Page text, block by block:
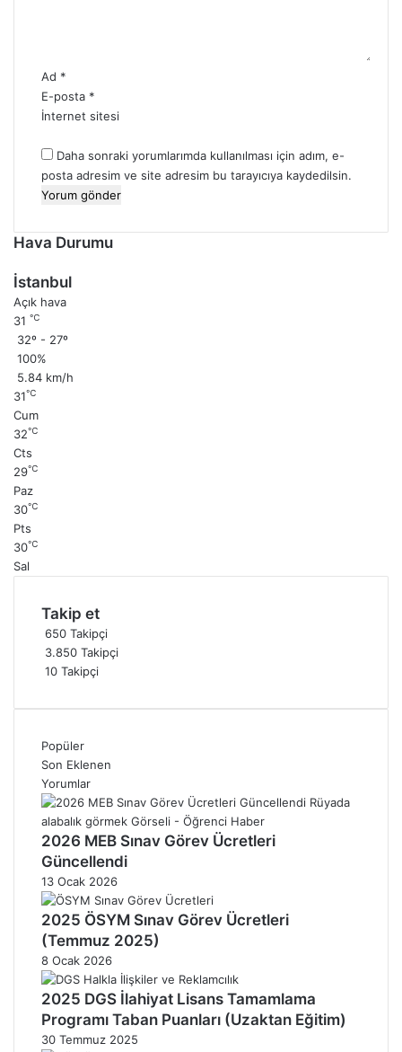
Ad *
E-posta *
İnternet sitesi
Daha sonraki yorumlarımda kullanılması için adım, e-
posta adresim ve site adresim bu tarayıcıya kaydedilsin.
Hava Durumu
İstanbul
Açık hava
31 ℃
32º - 27º
100%
5.84 km/h
31℃
Cum
32℃
Cts
29℃
Paz
30℃
Pts
30℃
Sal
Takip et
650 Takipçi
3.850 Takipçi
10 Takipçi
Popüler
Son Eklenen
Yorumlar
2026 MEB Sınav Görev Ücretleri
Güncellendi
13 Ocak 2026
2025 ÖSYM Sınav Görev Ücretleri
(Temmuz 2025)
8 Ocak 2026
2025 DGS İlahiyat Lisans Tamamlama
Programı Taban Puanları (Uzaktan Eğitim)
30 Temmuz 2025